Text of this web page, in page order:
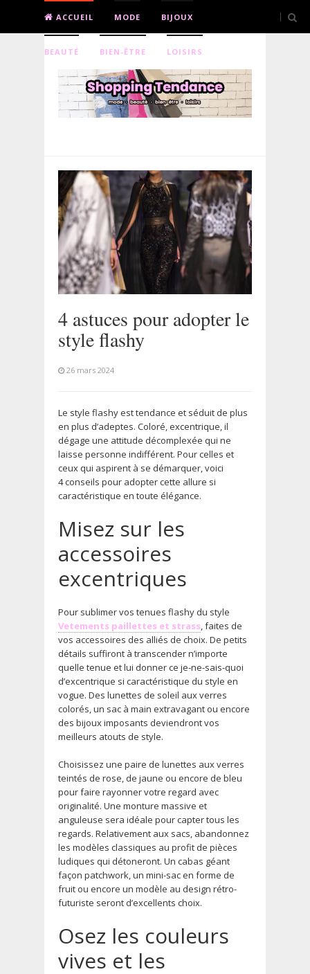
ACCUEIL MODE BIJOUX
BEAUTÉ BIEN-ÊTRE LOISIRS
4 astuces pour adopter le
style flashy
26 mars 2024
Le style flashy est tendance et séduit de plus
en plus d’adeptes. Coloré, excentrique, il
dégage une attitude décomplexée qui ne
laisse personne indifférent. Pour celles et
ceux qui aspirent à se démarquer, voici
4 conseils pour adopter cette allure si
caractéristique en toute élégance.
Misez sur les
accessoires
excentriques
Pour sublimer vos tenues flashy du style
Vetements paillettes et strass , faites de
vos accessoires des alliés de choix. De petits
détails suffiront à transcender n’importe
quelle tenue et lui donner ce je-ne-sais-quoi
d’excentrique si caractéristique du style en
vogue. Des lunettes de soleil aux verres
colorés, un sac à main extravagant ou encore
des bijoux imposants deviendront vos
meilleurs atouts de style.
Choisissez une paire de lunettes aux verres
teintés de rose, de jaune ou encore de bleu
pour faire rayonner votre regard avec
originalité. Une monture massive et
anguleuse sera idéale pour capter tous les
regards. Relativement aux sacs, abandonnez
les modèles classiques au profit de pièces
ludiques qui détoneront. Un cabas géant
façon patchwork, un mini-sac en forme de
fruit ou encore un modèle au design rétro-
futuriste seront d’excellents choix.
Osez les couleurs
vives et les